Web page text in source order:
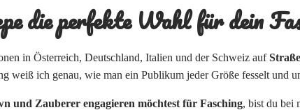
die perfekte Wahl für dein
in Österreich, Deutschland, Italien und der Schweiz auf
weiß ich genau, wie man ein Publikum jeder Größe fesselt und
und Zauberer engagieren möchtest für Fasching, bist du bei